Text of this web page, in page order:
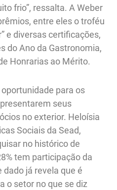
frio”, ressalta. A Weber
entre eles o troféu
e diversas certificações,
do Ano da Gastronomia,
Honrarias ao Mérito.
para os
seus
no exterior. Heloísia
Sociais da Sead,
no histórico de
tem participação da
já revela que é
o setor no que se diz